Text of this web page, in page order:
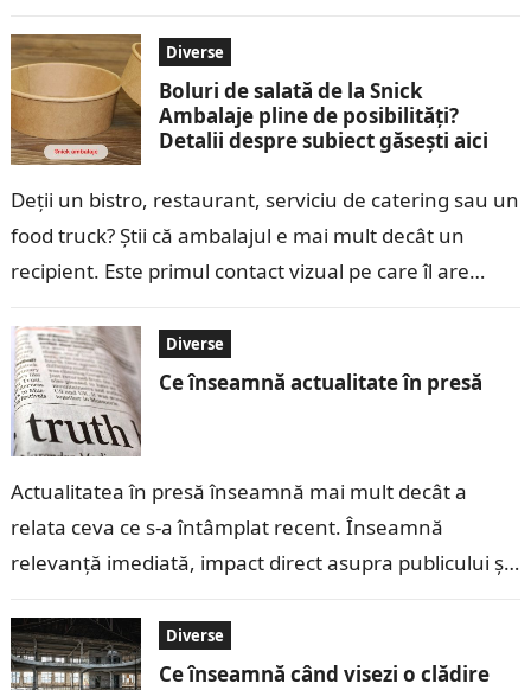
Diverse
Boluri de salată de la Snick
Ambalaje pline de posibilități?
Detalii despre subiect găsești aici
Deții un bistro, restaurant, serviciu de catering sau un
food truck? Știi că ambalajul e mai mult decât un
recipient. Este primul contact vizual pe care îl are…
Diverse
Ce înseamnă actualitate în presă
Actualitatea în presă înseamnă mai mult decât a
relata ceva ce s-a întâmplat recent. Înseamnă
relevanță imediată, impact direct asupra publicului și
Diverse
Ce înseamnă când visezi o clădire